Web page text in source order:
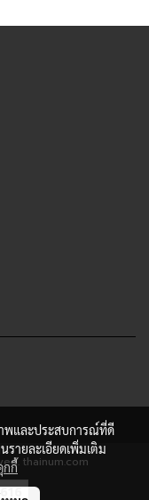
thainum.com
พและประสบการณ์ที่ดี
รายละเอียดเพิ่มเติม
กกี้